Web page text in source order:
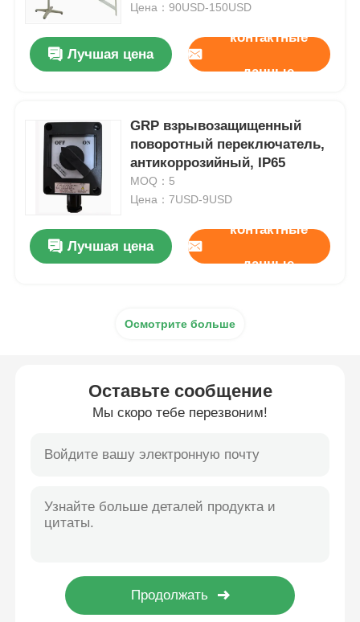
Цена：90USD-150USD
Лучшая цена
контактные
данные
GRP взрывозащищенный
поворотный переключатель,
антикоррозийный, IP65
MOQ：5
Цена：7USD-9USD
Лучшая цена
контактные
данные
Осмотрите больше
Оставьте сообщение
Мы скоро тебе перезвоним!